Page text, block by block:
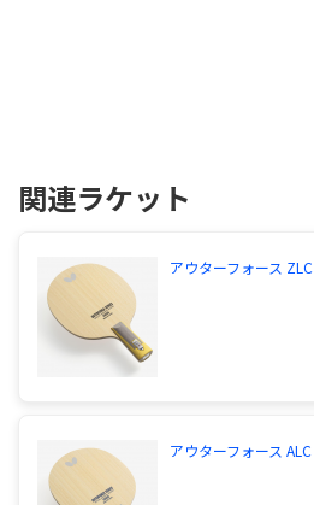
関連ラケット
アウターフォース ZLC
アウターフォース ALC